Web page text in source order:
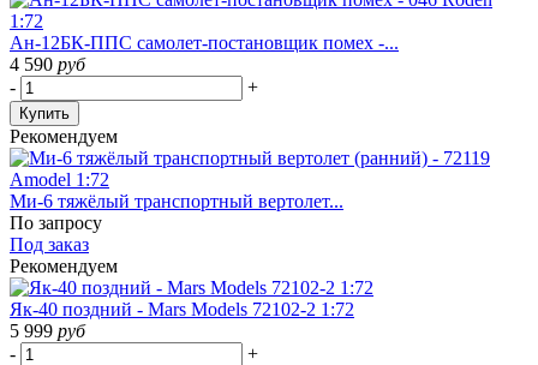
Ан-12БК-ППС самолет-постановщик помех -...
4 590 руб
-
+
Купить
Рекомендуем
Ми-6 тяжёлый транспортный вертолет...
По запросу
Под заказ
Рекомендуем
Як-40 поздний - Mars Models 72102-2 1:72
5 999 руб
-
+